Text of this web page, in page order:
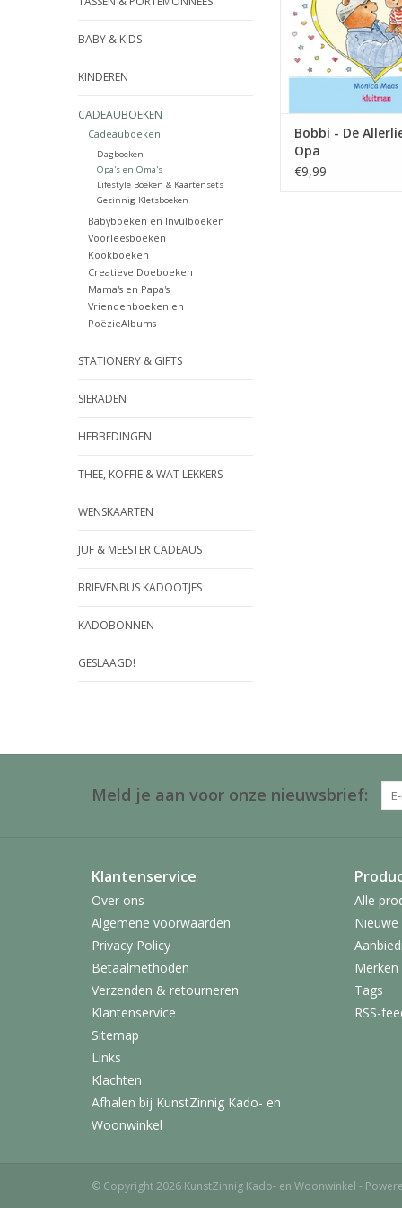
BABY & KIDS
KINDEREN
CADEAUBOEKEN
Cadeauboeken
Dagboeken
Opa's en Oma's
Lifestyle Boeken & Kaartensets
Gezinnig Kletsboeken
Babyboeken en Invulboeken
Voorleesboeken
Kookboeken
Creatieve Doeboeken
Mama's en Papa's
Vriendenboeken en
PoëzieAlbums
STATIONERY & GIFTS
SIERADEN
HEBBEDINGEN
THEE, KOFFIE & WAT LEKKERS
WENSKAARTEN
JUF & MEESTER CADEAUS
BRIEVENBUS KADOOTJES
KADOBONNEN
GESLAAGD!
TOEVOEGEN AAN
Bobbi - De
Opa
€9,99
Meld je aan voor onze nieuwsbrief:
Klantenservice
Over ons
Algemene voorwaarden
Privacy Policy
Betaalmethoden
Verzenden & retourneren
Klantenservice
Sitemap
Links
Klachten
Afhalen bij KunstZinnig Kado- en
Woonwinkel
Alle
Merken
Tags
RSS-
© Copyright 2026 KunstZinnig Kado- en Woonwinkel -